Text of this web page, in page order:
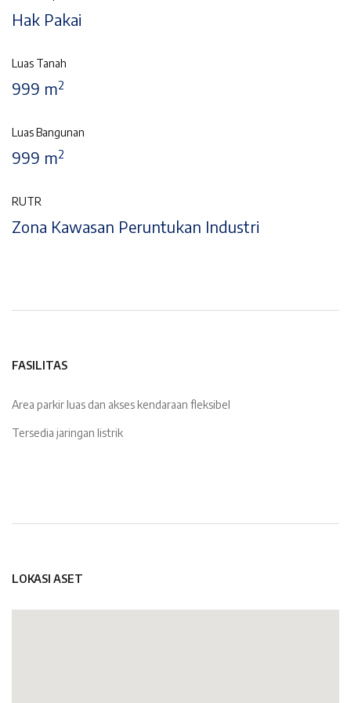
Hak Pakai
Luas Tanah
999 m2
Luas Bangunan
999 m2
RUTR
Zona Kawasan Peruntukan Industri
FASILITAS
Area parkir luas dan akses kendaraan fleksibel
Tersedia jaringan listrik
LOKASI ASET